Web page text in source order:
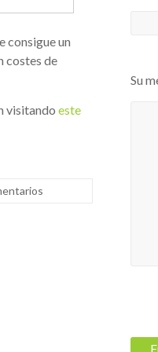
consigue un
costes de
visitando este
Su